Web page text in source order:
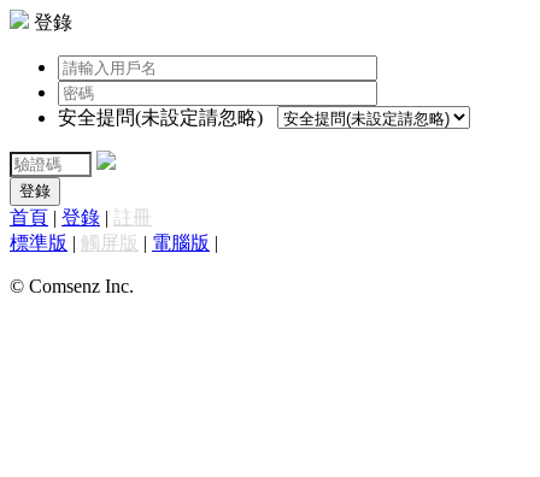
登錄
安全提問(未設定請忽略)
登錄
首頁 | 登錄 | 註冊
標準版 | 觸屏版 | 電腦版 |
© Comsenz Inc.